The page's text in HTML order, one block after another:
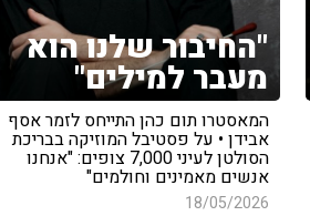
"החיבור שלנו הוא
מעבר למילים"
המאסטרו תום כהן התייחס לזמר אסף
אבידן • על פסטיבל המוזיקה בבריכת
הסולטן לעיני 7,000 צופים: "אנחנו
אנשים מאמינים וחולמים"
18/05/2026